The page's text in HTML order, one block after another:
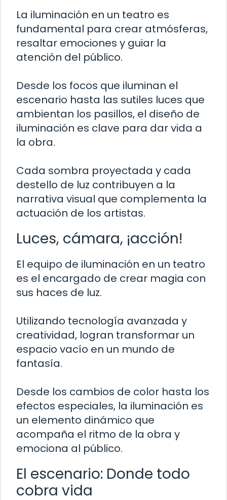
La iluminación en un teatro es
fundamental para crear atmósferas,
resaltar emociones y guiar la
atención del público.
Desde los focos que iluminan el
escenario hasta las sutiles luces que
ambientan los pasillos, el diseño de
iluminación es clave para dar vida a
la obra.
Cada sombra proyectada y cada
destello de luz contribuyen a la
narrativa visual que complementa la
actuación de los artistas.
Luces, cámara, ¡acción!
El equipo de iluminación en un teatro
es el encargado de crear magia con
sus haces de luz.
Utilizando tecnología avanzada y
creatividad, logran transformar un
espacio vacío en un mundo de
fantasía.
Desde los cambios de color hasta los
efectos especiales, la iluminación es
un elemento dinámico que
acompaña el ritmo de la obra y
emociona al público.
El escenario: Donde todo
cobra vida